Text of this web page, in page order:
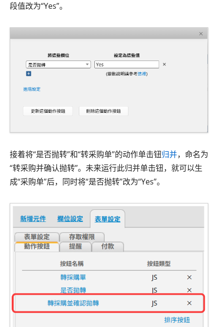
段值改为“Yes”。
接着将“是否抛转”和“转采购单”的动作单击钮归并，命名为
“转采购并确认抛转”。未来运行此归并单击钮，就可以生
成“采购单”后，同时将“是否抛转”改为“Yes”。